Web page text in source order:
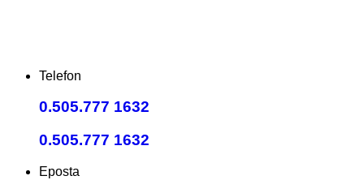
Telefon
0.505.777 1632
0.505.777 1632
Eposta